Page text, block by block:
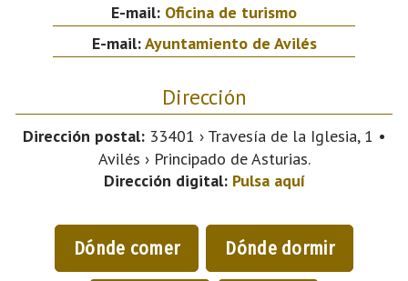
E-mail: Oficina de turismo
E-mail:Ayuntamiento de Avilés
Dirección
Dirección postal:33401 › Travesía de la Iglesia, 1 •
Avilés › Principado de Asturias.
Dirección digital: Pulsa aquí
Dónde comer Dónde dormir